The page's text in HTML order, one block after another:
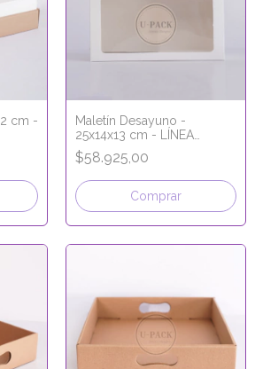
cm -
Maletín Desayuno -
25x14x13 cm - LÍNEA
PREMIUM
$58.925,00
Comprar